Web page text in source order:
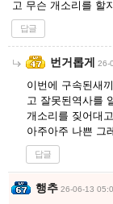
고 무슨 개소리를 할
답글
번거롭게 26-
이번에 구속된새
고 잘못된역사를
개소리를 짖어대
아주아주 나쁜 그
답글
행추 26-06-13